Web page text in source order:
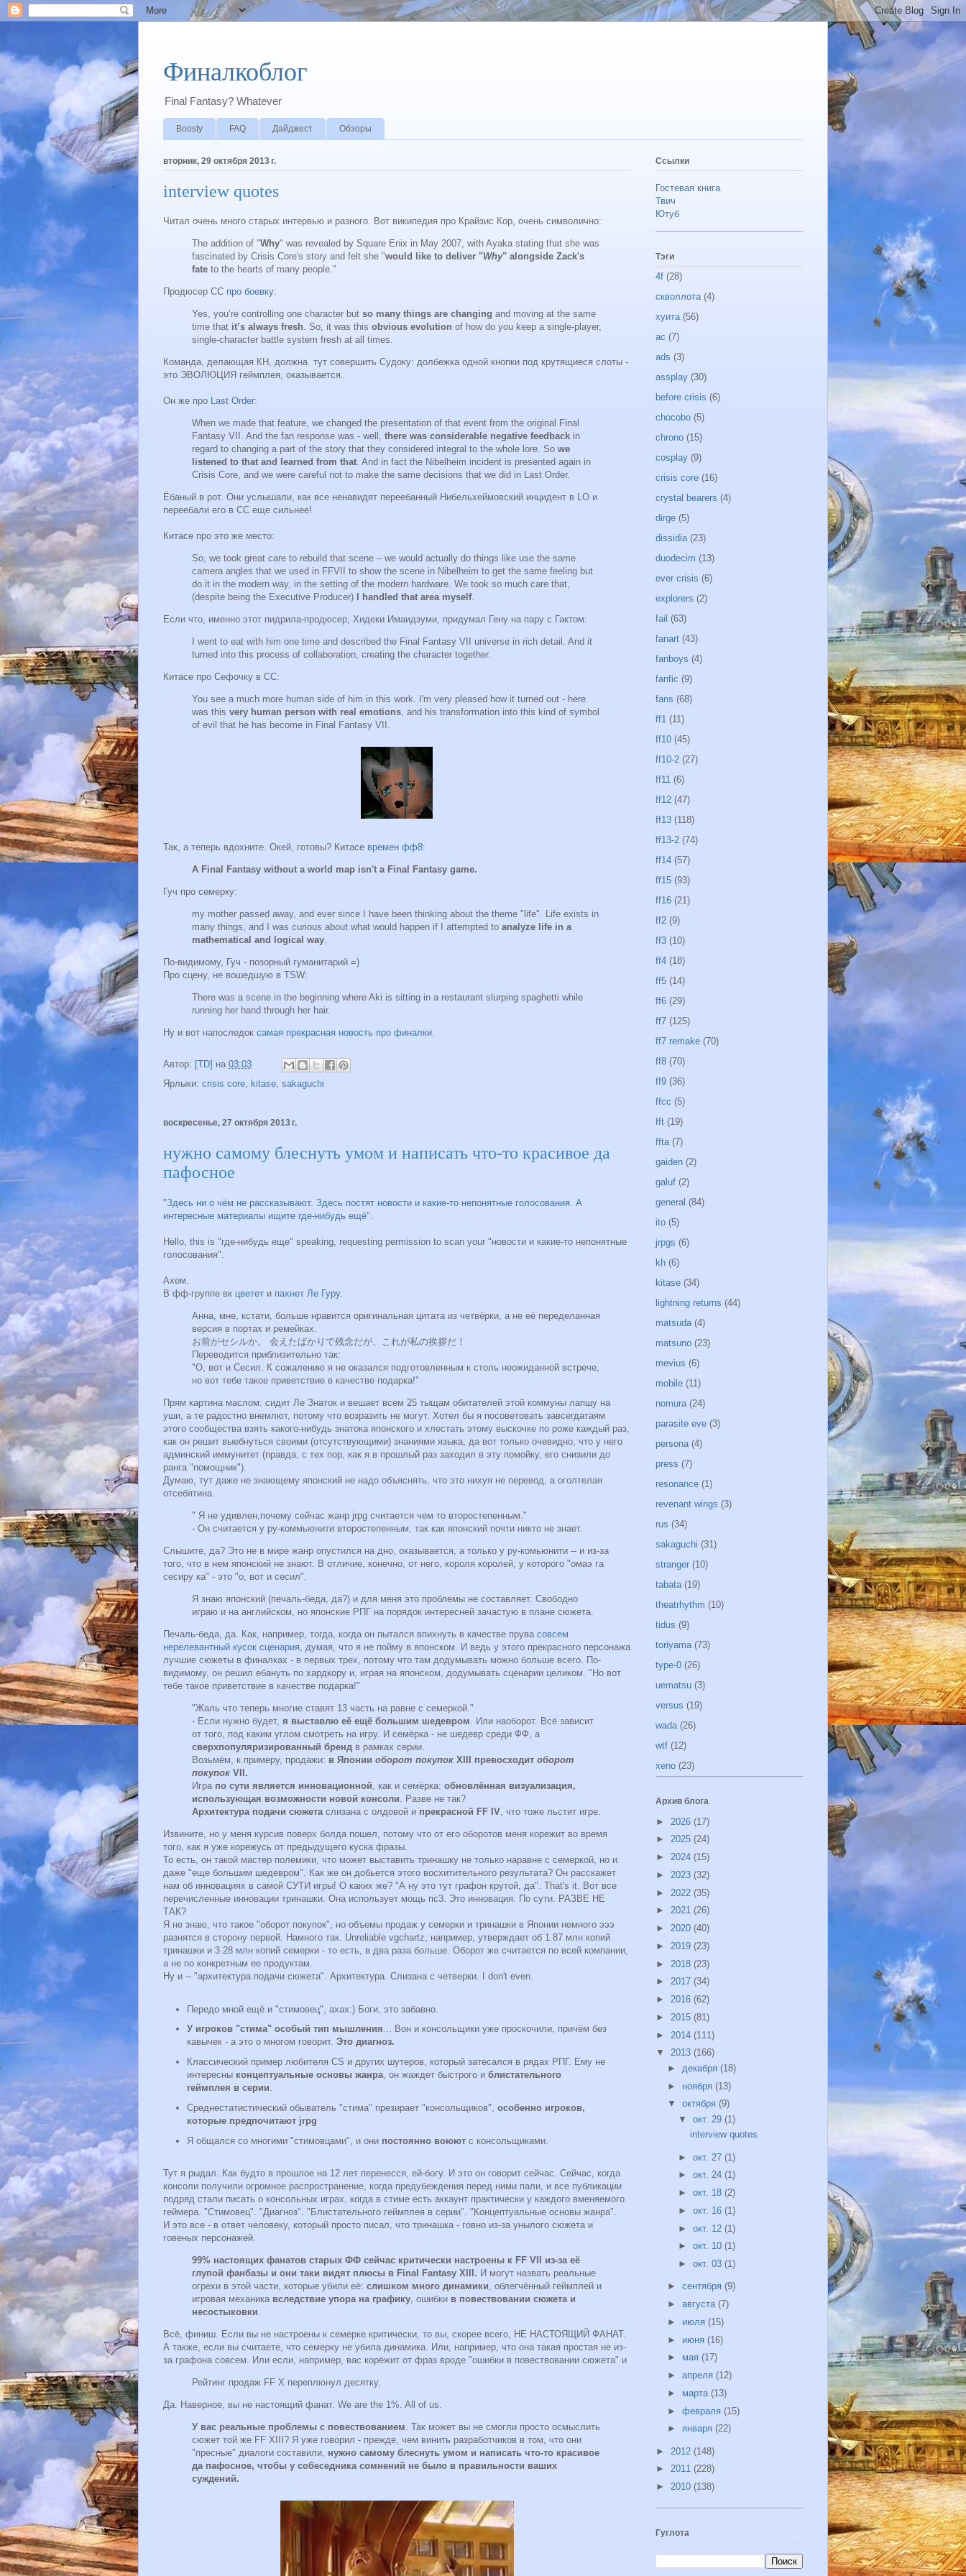
Финалкоблог
Final Fantasy? Whatever
Boosty FAQ Дайджест Обзоры
вторник, 29 октября 2013 г.
interview quotes
Читал очень много старых интервью и разного. Вот википедия про Крайзис Кор, очень символично:
The addition of "Why" was revealed by Square Enix in May 2007, with Ayaka stating that she was
fascinated by Crisis Core's story and felt she "would like to deliver "Why" alongside Zack's
fate to the hearts of many people."
Продюсер СС про боевку:
Yes, you’re controlling one character but so many things are changing and moving at the same
time that it’s always fresh. So, it was this obvious evolution of how do you keep a single-player,
single-character battle system fresh at all times.
Команда, делающая КН, должна тут совершить Судоку: долбежка одной кнопки под крутящиеся слоты -
это ЭВОЛЮЦИЯ геймплея, оказывается.
Он же про Last Order:
When we made that feature, we changed the presentation of that event from the original Final
Fantasy VII. And the fan response was - well, there was considerable negative feedback in
regard to changing a part of the story that they considered integral to the whole lore. So we
listened to that and learned from that. And in fact the Nibelheim incident is presented again in
Crisis Core, and we were careful not to make the same decisions that we did in Last Order.
Ёбаный в рот. Они услышали, как все ненавидят переебанный Нибельхеймовский инцидент в LO и
переебали его в СС еще сильнее!
Китасе про это же место:
So, we took great care to rebuild that scene – we would actually do things like use the same
camera angles that we used in FFVII to show the scene in Nibelheim to get the same feeling but
do it in the modern way, in the setting of the modern hardware. We took so much care that,
(despite being the Executive Producer) I handled that area myself.
Если что, именно этот пидрила-продюсер, Хидеки Имаидзуми, придумал Гену на пару с Гактом:
I went to eat with him one time and described the Final Fantasy VII universe in rich detail. And it
turned into this process of collaboration, creating the character together.
Китасе про Сефочку в СС:
You see a much more human side of him in this work. I'm very pleased how it turned out - here
was this very human person with real emotions, and his transformation into this kind of symbol
of evil that he has become in Final Fantasy VII.
Так, а теперь вдохните. Окей, готовы? Китасе времен фф8:
A Final Fantasy without a world map isn't a Final Fantasy game.
Гуч про семерку:
my mother passed away, and ever since I have been thinking about the theme "life". Life exists in
many things, and I was curious about what would happen if I attempted to analyze life in a
mathematical and logical way.
По-видимому, Гуч - позорный гуманитарий =)
Про сцену, не вошедшую в TSW:
There was a scene in the beginning where Aki is sitting in a restaurant slurping spaghetti while
running her hand through her hair.
Ну и вот напоследок самая прекрасная новость про финалки.
Автор: [TD] на 03:03
Ярлыки: crisis core, kitase, sakaguchi
воскресенье, 27 октября 2013 г.
нужно самому блеснуть умом и написать что-то красивое да
пафосное
"Здесь ни о чём не рассказывают. Здесь постят новости и какие-то непонятные голосования. А
интересные материалы ищите где-нибудь ещё".
Hello, this is "где-нибудь еще" speaking, requesting permission to scan your "новости и какие-то непонятные
голосования".
Ахем.
В фф-группе вк цветет и пахнет Ле Гуру.
Анна, мне, кстати, больше нравится оригинальная цитата из четвёрки, а не её переделанная
версия в портах и ремейках.
お前がセシルか。 会えたばかりで残念だが、これが私の挨拶だ！
Переводится приблизительно так:
"О, вот и Сесил. К сожалению я не оказался подготовленным к столь неожиданной встрече,
но вот тебе такое приветствие в качестве подарка!"
Прям картина маслом: сидит Ле Знаток и вешает всем 25 тыщам обитателей этой коммуны лапшу на
уши, а те радостно внемлют, потому что возразить не могут. Хотел бы я посоветовать завсегдатаям
этого сообщества взять какого-нибудь знатока японского и хлестать этому выскочке по роже каждый раз,
как он решит выебнуться своими (отсутствующими) знаниями языка, да вот только очевидно, что у него
админский иммунитет (правда, с тех пор, как я в прошлый раз заходил в эту помойку, его снизили до
ранга "помощник").
Думаю, тут даже не знающему японский не надо объяснять, что это нихуя не перевод, а оголтелая
отсебятина.
" Я не удивлен,почему сейчас жанр jrpg считается чем то второстепенным."
- Он считается у ру-коммьюнити второстепенным, так как японский почти никто не знает.
Слышите, да? Это не в мире жанр опустился на дно, оказывается, а только у ру-комьюнити -- и из-за
того, что в нем японский не знают. В отличие, конечно, от него, короля королей, у которого "омаэ га
сесиру ка" - это "о, вот и сесил".
Я знаю японский (печаль-беда, да?) и для меня это проблемы не составляет. Свободно
играю и на английском, но японские РПГ на порядок интересней зачастую в плане сюжета.
Печаль-беда, да. Как, например, тогда, когда он пытался впихнуть в качестве прува совсем
нерелевантный кусок сценария , думая, что я не пойму в японском. И ведь у этого прекрасного персонажа
лучшие сюжеты в финалках - в первых трех, потому что там додумывать можно больше всего. По-
видимому, он решил ебануть по хардкору и, играя на японском, додумывать сценарии целиком. "Но вот
тебе такое приветствие в качестве подарка!"
"Жаль что теперь многие ставят 13 часть на равне с семеркой."
- Если нужно будет, я выставлю её ещё большим шедевром . Или наоборот. Всё зависит
от того, под каким углом смотреть на игру. И семёрка - не шедевр среди ФФ, а
сверхпопуляризированный бренд в рамках серии.
Возьмём, к примеру, продажи: в Японии оборот покупок XIII превосходит оборот
покупок VII.
Игра по сути является инновационной , как и семёрка: обновлённая визуализация,
использующая возможности новой консоли . Разве не так?
Архитектура подачи сюжета слизана с олдовой и прекрасной FF IV , что тоже льстит игре.
Извините, но у меня курсив поверх болда пошел, потому что от его оборотов меня корежит во время
того, как я уже корежусь от предыдущего куска фразы.
То есть, он такой мастер полемики, что может выставить тринашку не только наравне с семеркой, но и
даже "еще большим шедевром". Как же он добьется этого восхитительного результата? Он расскажет
нам об инновациях в самой СУТИ игры! О каких же? "А ну это тут графон крутой, да". That's it. Вот все
перечисленные инновации тринашки. Она использует мощь пс3. Это инновация. По сути. РАЗВЕ НЕ
ТАК?
Я не знаю, что такое "оборот покупок", но объемы продаж у семерки и тринашки в Японии немного эээ
разнятся в сторону первой. Намного так. Unreliable vgchartz, например, утверждает об 1.87 млн копий
тринашки и 3.28 млн копий семерки - то есть, в два раза больше. Оборот же считается по всей компании,
а не по конкретным ее продуктам.
Ну и -- "архитектура подачи сюжета". Архитектура. Слизана с четверки. I don't even.
Передо мной ещё и "стимовец", ахах:) Боги, это забавно.
У игроков "стима" особый тип мышления... Вон и консольщики уже проскочили, причём без
кавычек - а это о многом говорит. Это диагноз.
Классический пример любителя CS и других шутеров, который затесался в рядах РПГ. Ему не
интересны концептуальные основы жанра, он жаждет быстрого и блистательного
геймплея в серии.
Среднестатистический обыватель "стима" презирает "консольщиков", особенно игроков,
которые предпочитают jrpg
Я общался со многими "стимовцами", и они постоянно воюют с консольщиками.
Тут я рыдал. Как будто в прошлое на 12 лет перенесся, ей-богу. И это он говорит сейчас. Сейчас, когда
консоли получили огромное распространение, когда предубеждения перед ними пали, и все публикации
подряд стали писать о консольных играх, когда в стиме есть аккаунт практически у каждого вменяемого
геймера. "Стимовец". "Диагноз". "Блистательного геймплея в серии". "Концептуальные основы жанра".
И это все - в ответ человеку, который просто писал, что тринашка - говно из-за унылого сюжета и
говеных персонажей.
99% настоящих фанатов старых ФФ сейчас критически настроены к FF VII из-за её
глупой фанбазы и они таки видят плюсы в Final Fantasy XIII. И могут назвать реальные
огрехи в этой части, которые убили её: слишком много динамики, облегчённый геймплей и
игровая механикавследствие упора на графику, ошибки в повествовании сюжета и
несостыковки.
Всё, финиш. Если вы не настроены к семерке критически, то вы, скорее всего, НЕ НАСТОЯЩИЙ ФАНАТ.
А также, если вы считаете, что семерку не убила динамика. Или, например, что она такая простая не из-
за графона совсем. Или если, например, вас корёжит от фраз вроде "ошибки в повествовании сюжета" и
Рейтинг продаж FF X переплюнул десятку.
Да. Наверное, вы не настоящий фанат. We are the 1%. All of us.
У вас реальные проблемы с повествованием. Так может вы не смогли просто осмыслить
сюжет той же FF XIII? Я уже говорил - прежде, чем винить разработчиков в том, что они
"пресные" диалоги составили, нужно самому блеснуть умом и написать что-то красивое
да пафосное, чтобы у собеседника сомнений не было в правильности ваших
суждений.
Ссылки
Гостевая книга
Твич
Ютуб
Тэги
4f (28)
скволлота (4)
хуита (56)
ac (7)
ads (3)
assplay (30)
before crisis (6)
chocobo (5)
chrono (15)
cosplay (9)
crisis core (16)
crystal bearers (4)
dirge (5)
dissidia (23)
duodecim (13)
ever crisis (6)
explorers (2)
fail (63)
fanart (43)
fanboys (4)
fanfic (9)
fans (68)
ff1 (11)
ff10 (45)
ff10-2 (27)
ff11 (6)
ff12 (47)
ff13 (118)
ff13-2 (74)
ff14 (57)
ff15 (93)
ff16 (21)
ff2 (9)
ff3 (10)
ff4 (18)
ff5 (14)
ff6 (29)
ff7 (125)
ff7 remake (70)
ff8 (70)
ff9 (36)
ffcc (5)
fft (19)
ffta (7)
gaiden (2)
galuf (2)
general (84)
ito (5)
jrpgs (6)
kh (6)
kitase (34)
lightning returns (44)
matsuda (4)
matsuno (23)
mevius (6)
mobile (11)
nomura (24)
parasite eve (3)
persona (4)
press (7)
resonance (1)
revenant wings (3)
rus (34)
sakaguchi (31)
stranger (10)
tabata (19)
theatrhythm (10)
tidus (9)
toriyama (73)
type-0 (26)
uematsu (3)
versus (19)
wada (26)
wtf (12)
xeno (23)
Архив блога
► 2026 (17)
► 2025 (24)
► 2024 (15)
► 2023 (32)
► 2022 (35)
► 2021 (26)
► 2020 (40)
► 2019 (23)
► 2018 (23)
► 2017 (34)
► 2016 (62)
► 2015 (81)
► 2014 (111)
▼ 2013 (166)
► декабря (18)
► ноября (13)
▼ октября (9)
▼окт. 29(1)
interview quotes
►окт. 27(1)
►окт. 24(1)
►окт. 18(2)
►окт. 16(1)
►окт. 12(1)
►окт. 10(1)
►окт. 03(1)
► сентября (9)
► августа (7)
► июля (15)
► июня (16)
► мая (17)
► апреля (12)
► марта (13)
► февраля (15)
► января (22)
► 2012 (148)
► 2011 (228)
► 2010 (138)
Гуглота